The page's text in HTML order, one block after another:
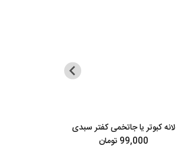
لانه کبوتر یا جاتخمی کفتر سبدی
99,000 تومان